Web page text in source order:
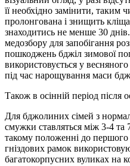
її необхідно замінити, таким
пролонгована і знищить
знаходитись не менше 30
медозбору для запобігання
пошкоджень бджіл зимової
використовується у
під час нарощування маси
Також в осінній період після
Для бджолиних сімей з
смужки ставляться між 3-4 та
такому положенні до першого
гніздових рамок
багатокорпусних вуликах на